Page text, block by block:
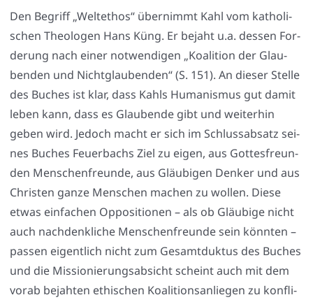
Den Begriff „Welt­ethos“ über­nimmt Kahl vom katho­li­
schen Theo­lo­gen Hans Küng. Er bejaht u.a. des­sen For­
de­rung nach einer not­wen­di­gen „Koali­ti­on der Glau­
ben­den und Nicht­glau­ben­den“ (S. 151). An die­ser Stel­le
des Buches ist klar, dass Kahls Huma­nis­mus gut damit
leben kann, dass es Glau­ben­de gibt und wei­ter­hin
geben wird. Jedoch macht er sich im Schluss­ab­satz sei­
nes Buches Feu­er­bachs Ziel zu eigen, aus Got­tes­freun­
den Men­schen­freun­de, aus Gläu­bi­gen Den­ker und aus
Chris­ten gan­ze Men­schen machen zu wol­len. Die­se
etwas ein­fa­chen Oppo­si­tio­nen – als ob Gläu­bi­ge nicht
auch nach­denk­li­che Men­schen­freun­de sein könn­ten –
pas­sen eigent­lich nicht zum Gesamt­duk­tus des Buches
und die Mis­sio­nie­rungs­ab­sicht scheint auch mit dem
vor­ab bejah­ten ethi­schen Koali­ti­ons­an­lie­gen zu kon­f­li­